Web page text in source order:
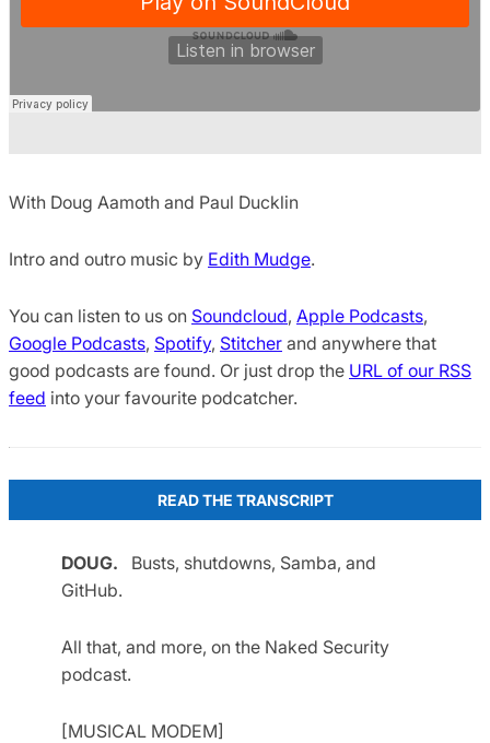
With Doug Aamoth and Paul Ducklin
Intro and outro music by Edith Mudge.
You can listen to us on Soundcloud, Apple Podcasts,
Google Podcasts, Spotify, Stitcher and anywhere that
good podcasts are found. Or just drop the URL of our RSS
feed into your favourite podcatcher.
READ THE TRANSCRIPT
DOUG. Busts, shutdowns, Samba, and
GitHub.
All that, and more, on the Naked Security
podcast.
[MUSICAL MODEM]